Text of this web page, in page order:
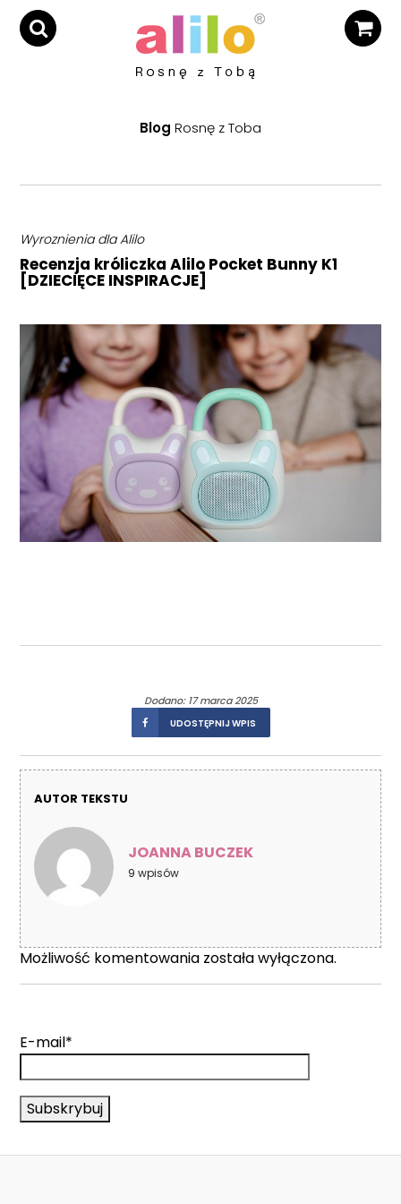
Blog Rosnę z Toba
Wyroznienia dla Alilo
Recenzja króliczka Alilo Pocket Bunny K1
[DZIECIĘCE INSPIRACJE]
Dodano: 17 marca 2025
UDOSTĘPNIJ WPIS
AUTOR TEKSTU
JOANNA BUCZEK
9 wpisów
Możliwość komentowania została wyłączona.
E-mail*